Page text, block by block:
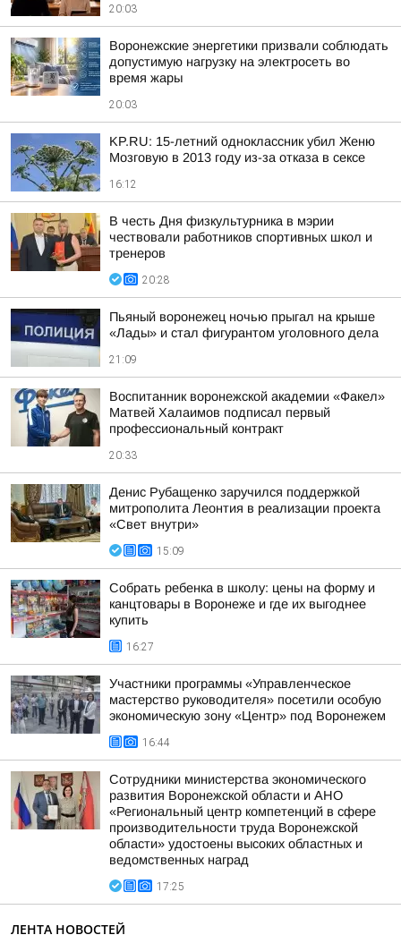
20:03
Воронежские энергетики призвали соблюдать
допустимую нагрузку на электросеть во
время жары
20:03
KP.RU: 15-летний одноклассник убил Женю
Мозговую в 2013 году из-за отказа в сексе
16:12
В честь Дня физкультурника в мэрии
чествовали работников спортивных школ и
тренеров
20:28
Пьяный воронежец ночью прыгал на крыше
«Лады» и стал фигурантом уголовного дела
21:09
Воспитанник воронежской академии «Факел»
Матвей Халаимов подписал первый
профессиональный контракт
20:33
Денис Рубащенко заручился поддержкой
митрополита Леонтия в реализации проекта
«Свет внутри»
15:09
Собрать ребенка в школу: цены на форму и
канцтовары в Воронеже и где их выгоднее
купить
16:27
Участники программы «Управленческое
мастерство руководителя» посетили особую
экономическую зону «Центр» под Воронежем
16:44
Сотрудники министерства экономического
развития Воронежской области и АНО
«Региональный центр компетенций в сфере
производительности труда Воронежской
области» удостоены высоких областных и
ведомственных наград
17:25
ЛЕНТА НОВОСТЕЙ